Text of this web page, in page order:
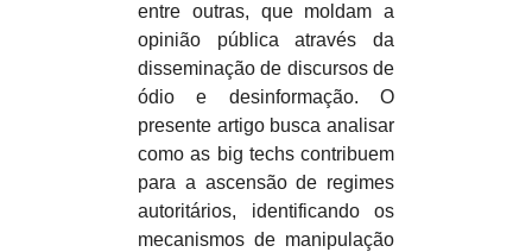
entre outras, que moldam a
opinião pública através da
disseminação de discursos de
ódio e desinformação. O
presente artigo busca analisar
como as big techs contribuem
para a ascensão de regimes
autoritários, identificando os
mecanismos de manipulação